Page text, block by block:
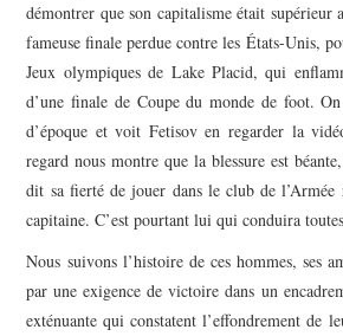
démontrer que son capitalisme était
fameuse finale perdue contre les États-Unis,
Jeux olympiques de Lake Placid, qui
d’une finale de Coupe du monde de foot.
d’époque et voit Fetisov en regarder la
regard nous montre que la blessure est
dit sa fierté de jouer dans le club de l’Armée
capitaine. C’est pourtant lui qui conduira
Nous suivons l’histoire de ces hommes, ses
par une exigence de victoire dans un
exténuante qui constatent l’effondrement de